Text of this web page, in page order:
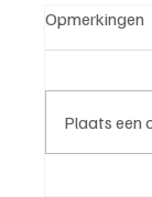
Opmerkingen
Plaats een